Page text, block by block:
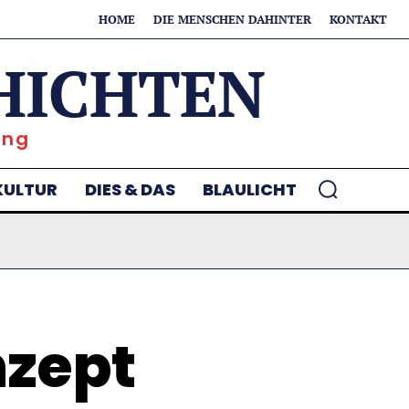
HOME DIE MENSCHEN DAHINTER KONTAKT
DIES & DAS BLAULICHT